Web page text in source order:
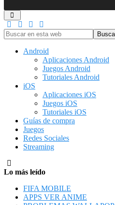
Buscar
en
Android
Aplicaciones Android
Juegos Android
Tutoriales Android
iOS
Aplicaciones iOS
Juegos iOS
Tutoriales iOS
Guías de compra
Juegos
Redes Sociales
Streaming
Lo más leído
FIFA MOBILE
APPS VER ANIME